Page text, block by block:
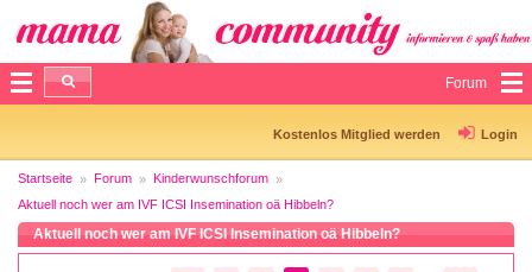
Forum
Kostenlos Mitglied werden Login
Startseite Forum
Kinderwunschforum
Aktuell noch wer am IVF ICSI Insemination oä Hibbeln?
Aktuell noch wer am IVF ICSI Insemination oä Hibbeln?